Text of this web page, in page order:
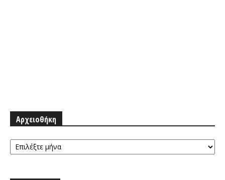
Αρχειοθήκη
Αρχειοθήκη